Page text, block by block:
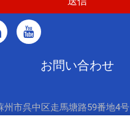
お問い合わせ
州市呉中区走馬塘路59番地4号